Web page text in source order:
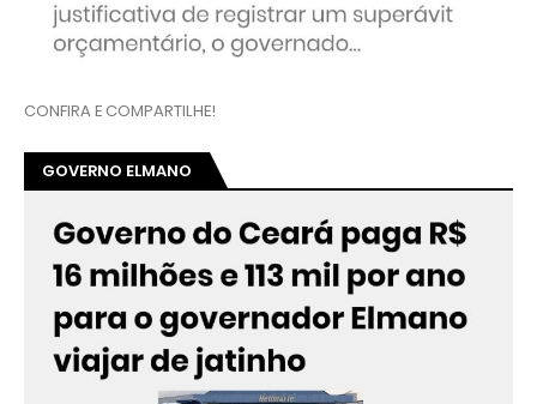
CONFIRA E COMPARTILHE!
GOVERNO ELMANO